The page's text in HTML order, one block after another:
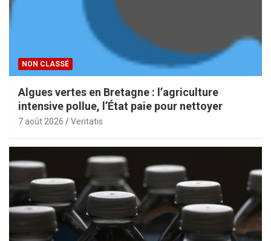
NON CLASSÉ
Algues vertes en Bretagne : l’agriculture
intensive pollue, l’État paie pour nettoyer
7 août 2026 Veritatis